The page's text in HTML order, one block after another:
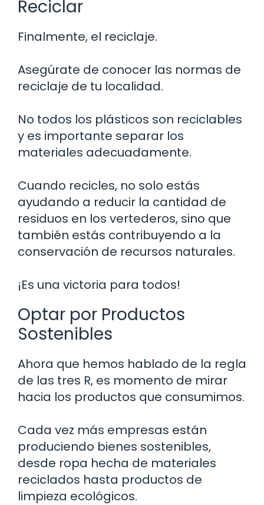
Reciclar
Finalmente, el reciclaje.
Asegúrate de conocer las normas de
reciclaje de tu localidad.
No todos los plásticos son reciclables
y es importante separar los
materiales adecuadamente.
Cuando recicles, no solo estás
ayudando a reducir la cantidad de
residuos en los vertederos, sino que
también estás contribuyendo a la
conservación de recursos naturales.
¡Es una victoria para todos!
Optar por Productos
Sostenibles
Ahora que hemos hablado de la regla
de las tres R, es momento de mirar
hacia los productos que consumimos.
Cada vez más empresas están
produciendo bienes sostenibles,
desde ropa hecha de materiales
reciclados hasta productos de
limpieza ecológicos.